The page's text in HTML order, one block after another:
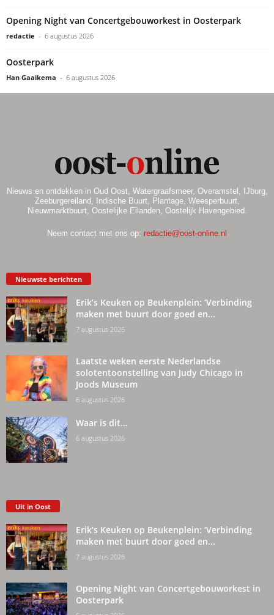
Opening Night van Concertgebouworkest in Oosterpark
redactie - 6 augustus 2026
Oosterpark
Han Gaaikema - 6 augustus 2026
Nieuws en ontdekken in Oud Oost, Watergraafsmeer, Overamstel, IJburg,
Zeeburgereiland, Indische Buurt, Plantage, Weesperbuurt,
Nieuwmarktbuurt, Oostelijke Eilanden, Oostelijk Havengebied.
Neem contact met ons op: redactie@oost-online.nl
Nieuwste berichten
Erik’s Keuken op Beukenplein: ‘Verbinding
maken met buurt door goed en...
7 augustus 2026
Laatste weken eerste Nederlandse
solotentoonstelling van Judy Chicago in
Joods Museum
6 augustus 2026
Waar is dit…
6 augustus 2026
Uit in Oost
Erik’s Keuken op Beukenplein: ‘Verbinding
maken met buurt door goed en...
7 augustus 2026
Opening Night van Concertgebouworkest in
Oosterpark